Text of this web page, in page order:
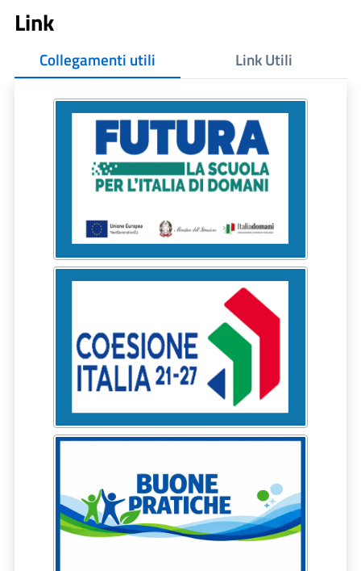
Link
Collegamenti utili Link Utili